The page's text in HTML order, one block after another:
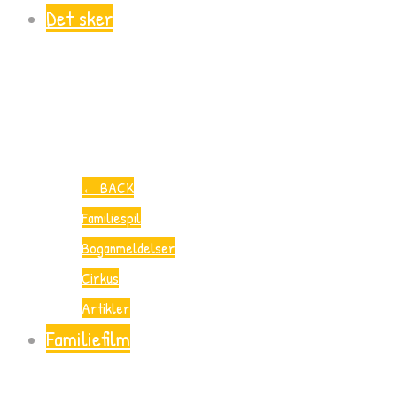
Det sker
← BACK
Familiespil
Boganmeldelser
Cirkus
Artikler
Familiefilm